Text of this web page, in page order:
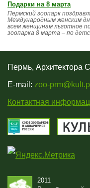
Подарки на 8 марта
Пермский зоопарк
Международным женским
всем женщинам льготное
зоопарка 8 марта – по
Пермь, Архитектора
E-mail: zoo-
Контактная
2011